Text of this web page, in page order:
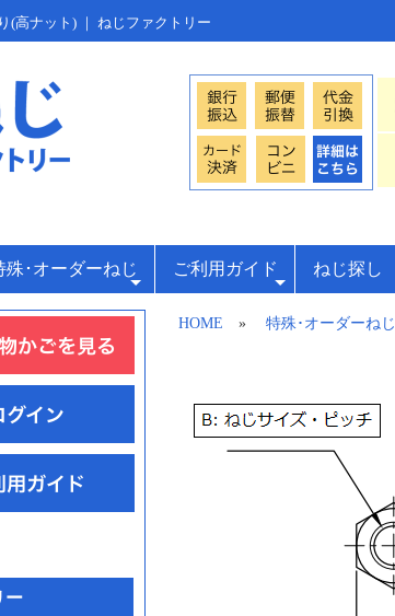
(高ナット) ｜ ねじファクトリー
殊･オーダーねじ ご利用ガイド ねじ探し
ー
HOME » 特殊･オーダーねじ